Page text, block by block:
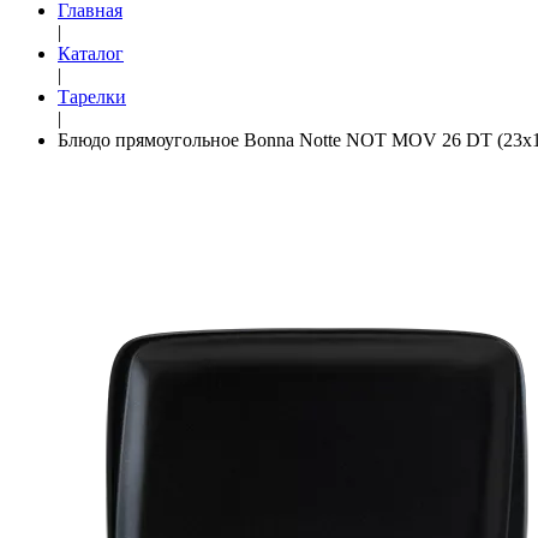
Главная
|
Каталог
|
Тарелки
|
Блюдо прямоугольное Bonna Notte NOT MOV 26 DT